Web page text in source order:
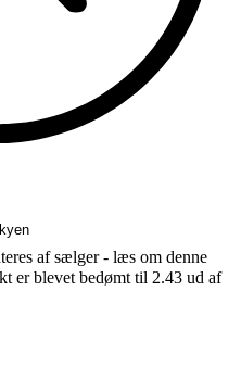
af sælger - læs om denne
er blevet bedømt til 2.43 ud af